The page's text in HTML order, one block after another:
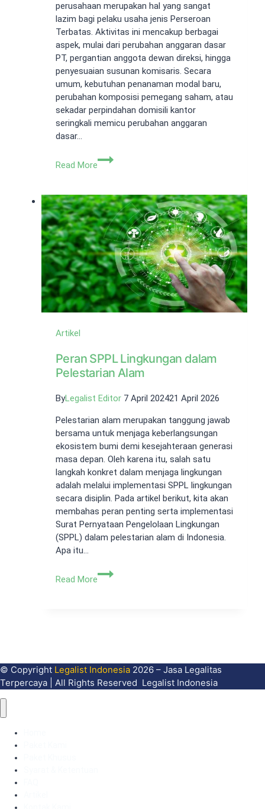
perusahaan merupakan hal yang sangat
lazim bagi pelaku usaha jenis Perseroan
Terbatas. Aktivitas ini mencakup berbagai
aspek, mulai dari perubahan anggaran dasar
PT, pergantian anggota dewan direksi, hingga
penyesuaian susunan komisaris. Secara
umum, kebutuhan penanaman modal baru,
perubahan komposisi pemegang saham, atau
sekadar perpindahan domisili kantor
seringkali memicu perubahan anggaran
dasar…
Read More
Perubahan
PT
Artikel
Peran SPPL Lingkungan dalam
Pelestarian Alam
ByLegalist Editor 7 April 202421 April 2026
Pelestarian alam merupakan tanggung jawab
bersama untuk menjaga keberlangsungan
ekosistem bumi demi kesejahteraan generasi
masa depan. Oleh karena itu, salah satu
langkah konkret dalam menjaga lingkungan
adalah melalui implementasi SPPL lingkungan
secara disiplin. Pada artikel berikut, kita akan
membahas peran penting serta implementasi
Surat Pernyataan Pengelolaan Lingkungan
(SPPL) dalam pelestarian alam di Indonesia.
Apa itu…
Read More
Peran
© Copyright Legalist Indonesia 2026 – Jasa Legalitas
Terpercaya | All Rights Reserved Legalist Indonesia